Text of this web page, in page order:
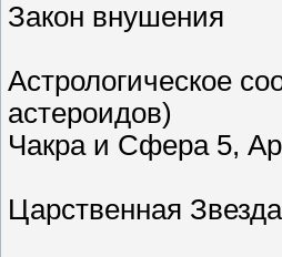
Закон внушения
Астрологическое
астероидов)
Чакра и Сфера 5,
Царственная